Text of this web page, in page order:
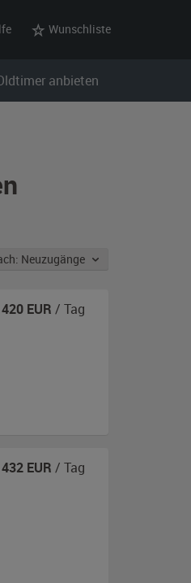
Wunschliste
anbieten
Sortieren nach: Neuzugänge
420 EUR / Tag
432 EUR / Tag